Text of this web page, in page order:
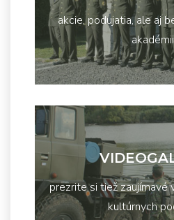
akcie, podujatia, ale aj
prezrite si tiež zaujímavé
kultúrnych